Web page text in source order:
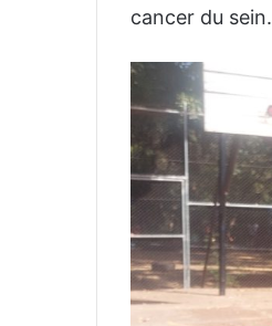
cancer du sein.